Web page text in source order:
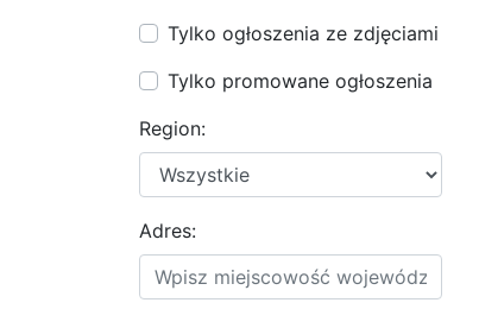
Tylko ogłoszenia ze zdjęciami
Tylko promowane ogłoszenia
Region:
Adres: